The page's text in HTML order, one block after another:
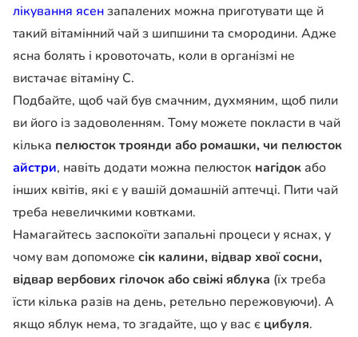
лікування ясензапалених можна приготувати ще й
такий вітамінний чай з шипшини та смородини. Адже
ясна болять і кровоточать, коли в організмі не
вистачає вітаміну С.
Подбайте, щоб чай був смачним, духмяним, щоб пили
ви його із задоволенням. Тому можете покласти в чай
кілька пелюсток троянди або ромашки, чи пелюсток
айстри, навіть додати можна пелюсток нагідок або
інших квітів, які є у вашій домашній аптечці. Пити чай
треба невеличкими ковтками.
Намагайтесь заспокоїти запальні процеси у яснах, у
чому вам допоможе сік калини, відвар хвої сосни,
відвар вербових гілочок або свіжі яблука (їх треба
їсти кілька разів на день, ретельно пережовуючи). А
якщо яблук нема, то згадайте, що у вас є цибуля.